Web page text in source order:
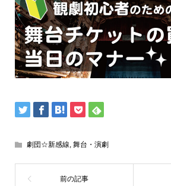
劇団☆新感線 舞台・演劇